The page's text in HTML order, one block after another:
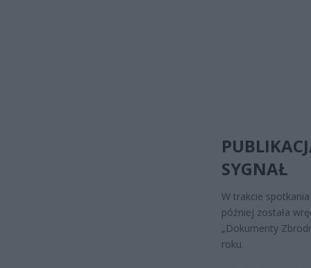
SYGNAŁ
W trakcie
później została
„Dokumenty
roku.